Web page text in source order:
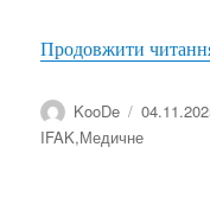
Продовжити
Автор
KooDe
IFAK,Медичне